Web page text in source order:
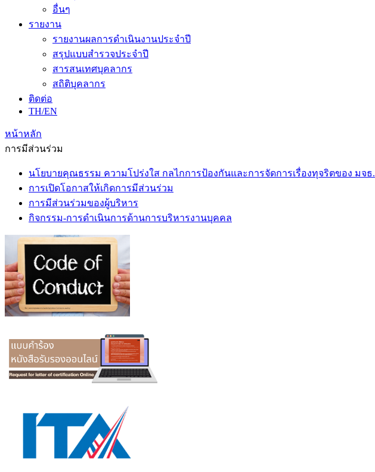
อื่นๆ
รายงาน
รายงานผลการดำเนินงานประจำปี
สรุปแบบสำรวจประจำปี
สารสนเทศบุคลากร
สถิติบุคลากร
ติดต่อ
TH/EN
หน้าหลัก
การมีส่วนร่วม
นโยบายคุณธรรม ความโปร่งใส กลไกการป้องกันและการจัดการเรื่องทุจริตของ มจธ.
การเปิดโอกาสให้เกิดการมีส่วนร่วม
การมีส่วนร่วมของผู้บริหาร
กิจกรรม-การดำเนินการด้านการบริหารงานบุคคล